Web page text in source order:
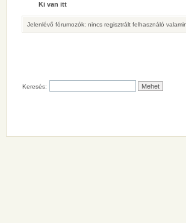
Ki van itt
Jelenlévő fórumozók: nincs regisztrált felhasználó
Keresés: